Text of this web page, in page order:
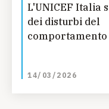
L'UNICEF Italia
dei disturbi del
14/03/2026